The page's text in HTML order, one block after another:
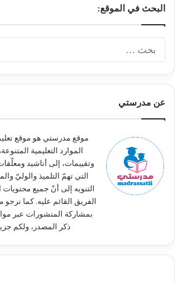
البحث في الموقع:
عن مدرستي
موقع مدرستي هو موقع
الموارد التعليمية
وتقييمات، إلى أناشيد
التي تهمّ التلميذ والوليّ
التنويه إلى أنّ جميع
الفريق القائم عليه. كما نرجو
بمشاركة المنشورات عبر
ذكر المصدر، ولكم